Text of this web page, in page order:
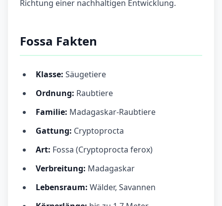
Richtung einer nachhaltigen Entwicklung.
Fossa Fakten
Klasse: Säugetiere
Ordnung: Raubtiere
Familie: Madagaskar-Raubtiere
Gattung: Cryptoprocta
Art: Fossa (Cryptoprocta ferox)
Verbreitung: Madagaskar
Lebensraum: Wälder, Savannen